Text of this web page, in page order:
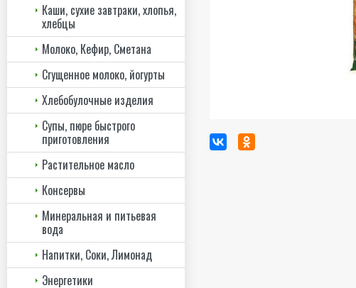
Каши, сухие завтраки, хлопья,
хлебцы
Молоко, Кефир, Сметана
Сгущенное молоко, йогурты
Хлебобулочные изделия
Супы, пюре быстрого
приготовления
Растительное масло
Консервы
Минеральная и питьевая
вода
Напитки, Соки, Лимонад
Энергетики